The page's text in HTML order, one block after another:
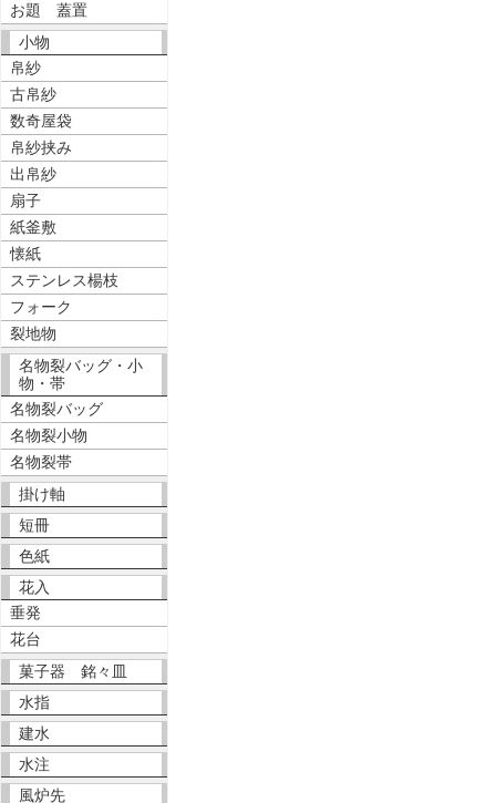
お題 蓋置
小物
帛紗
古帛紗
数奇屋袋
帛紗挟み
出帛紗
扇子
紙釜敷
懐紙
ステンレス楊枝
フォーク
裂地物
名物裂バッグ・小
物・帯
名物裂バッグ
名物裂小物
名物裂帯
掛け軸
短冊
色紙
花入
垂発
花台
菓子器 銘々皿
水指
建水
水注
風炉先